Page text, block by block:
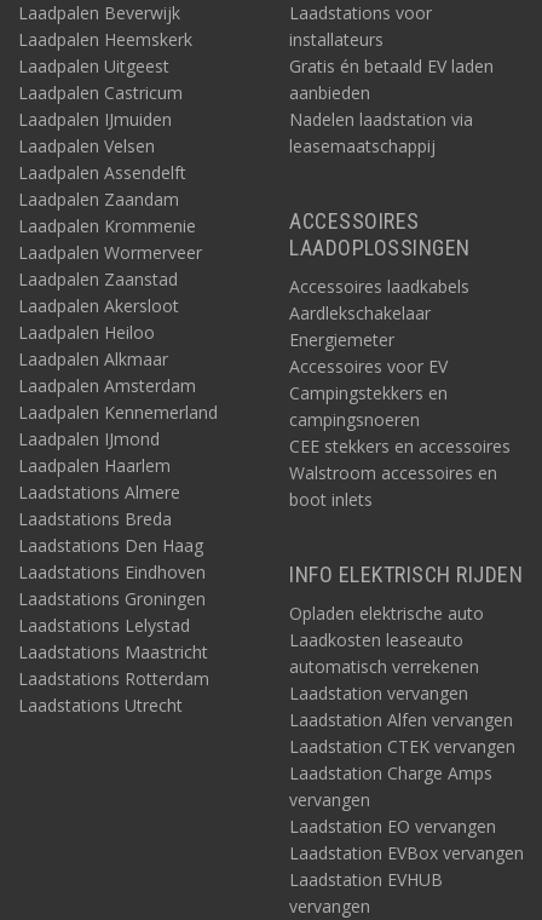
Laadpalen Beverwijk
Laadpalen Heemskerk
Laadpalen Uitgeest
Laadpalen Castricum
Laadpalen IJmuiden
Laadpalen Velsen
Laadpalen Assendelft
Laadpalen Zaandam
Laadpalen Krommenie
Laadpalen Wormerveer
Laadpalen Zaanstad
Laadpalen Akersloot
Laadpalen Heiloo
Laadpalen Alkmaar
Laadpalen Amsterdam
Laadpalen Kennemerland
Laadpalen IJmond
Laadpalen Haarlem
Laadstations Almere
Laadstations Breda
Laadstations Den Haag
Laadstations Eindhoven
Laadstations Groningen
Laadstations Lelystad
Laadstations Maastricht
Laadstations Rotterdam
Laadstations Utrecht
Laadstations voor
installateurs
Gratis én betaald EV laden
aanbieden
Nadelen laadstation via
leasemaatschappij
ACCESSOIRES
LAADOPLOSSINGEN
Accessoires laadkabels
Aardlekschakelaar
Energiemeter
Accessoires voor EV
Campingstekkers en
campingsnoeren
CEE stekkers en accessoires
Walstroom accessoires en
boot inlets
INFO ELEKTRISCH RIJDEN
Opladen elektrische auto
Laadkosten leaseauto
automatisch verrekenen
Laadstation vervangen
Laadstation Alfen vervangen
Laadstation CTEK vervangen
Laadstation Charge Amps
vervangen
Laadstation EO vervangen
Laadstation EVBox vervangen
Laadstation EVHUB
vervangen